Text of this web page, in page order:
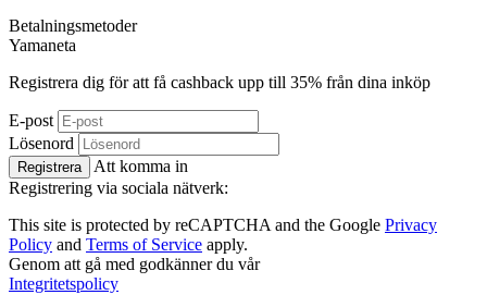
Betalningsmetoder
Yamaneta
Registrera dig för att få cashback upp till 35% från dina inköp
E-post
Lösenord
Registrera
Att komma in
Registrering via sociala nätverk:
This site is protected by reCAPTCHA and the Google Privacy
Policy and Terms of Service apply.
Genom att gå med godkänner du vår
Integritetspolicy